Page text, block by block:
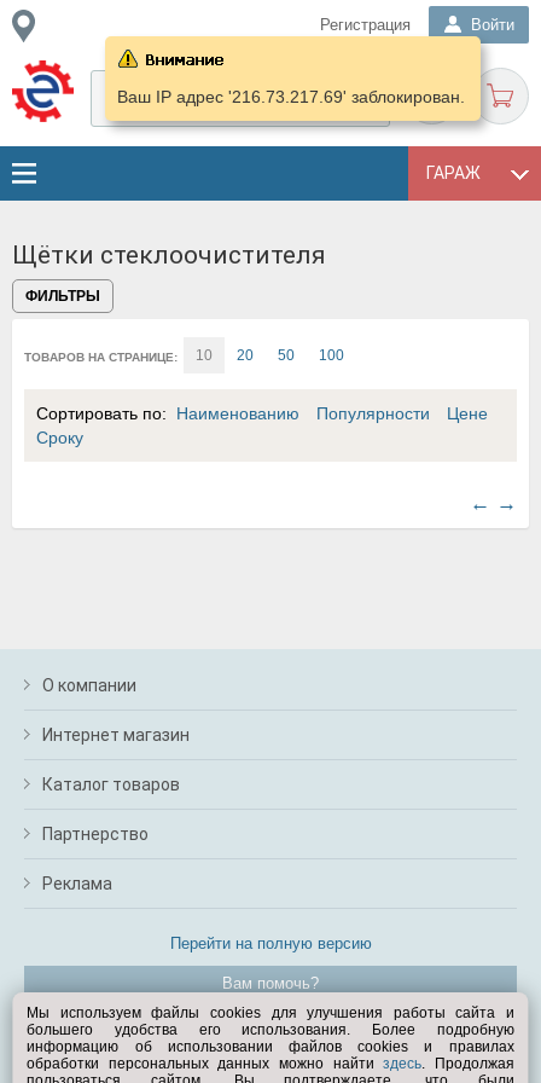
Регистрация Войти
ГАРАЖ
Ваш IP адрес '216.73.217.69' заблокирован.
Щётки стеклоочистителя
ФИЛЬТРЫ
ТОВАРОВ НА СТРАНИЦЕ: 10 20 50 100
Сортировать по: Наименованию Популярности
Цене
Сроку
← →
О компании
Интернет магазин
Каталог товаров
Партнерство
Реклама
Перейти на полную версию
Вам помочь?
© Exist.ru 1998—2026
Мы используем файлы cookies для улучшения работы сайта и
большего удобства его использования. Более подробную
информацию об использовании файлов cookies и правилах
обработки персональных данных можно найтиздесь. Продолжая